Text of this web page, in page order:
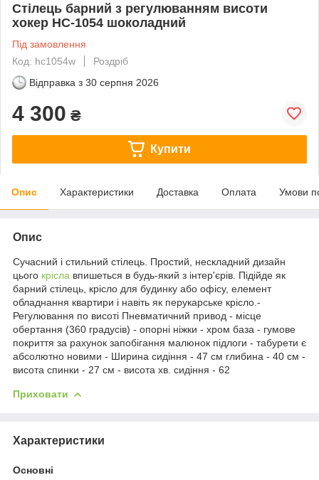
Стілець барний з регулюванням висоти
хокер HC-1054 шоколадний
Під замовлення
Код: hc1054w
Роздріб
Відправка з 30 серпня 2026
4 300 ₴
Купити
Опис Характеристики Доставка Оплата Умови
Опис
Сучасний і стильний стілець. Простий, нескладний дизайн
цього крісла впишеться в будь-який з інтер'єрів. Підійде як
барний стілець, крісло для будинку або офісу, елемент
обладнання квартири і навіть як перукарське крісло.-
Регулювання по висоті Пневматичний привод - місце
обертання (360 градусів) - опорні ніжки - хром база - гумове
покриття за рахунок запобігання малюнок підлоги - табурети є
абсолютно новими - Ширина сидіння - 47 см глибина - 40 см -
висота спинки - 27 см - висота хв. сидіння - 62
Приховати
Характеристики
Основні